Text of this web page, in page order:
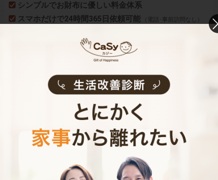
シンプルでお財布に優しい料金体系
スマホだけで24時間365日依頼可能
（電話･事前訪問なし）
万が一の物損も損害保険があるから安心
い…、どんなスタッフが来るのか不安…といった方のため
2時間5,900円（税込･交通費込）のお試しプラン
用意しております。
少しでも興味を持っていただけましたら、CaSyで家事代
行デビューしてみませんか？
Written by